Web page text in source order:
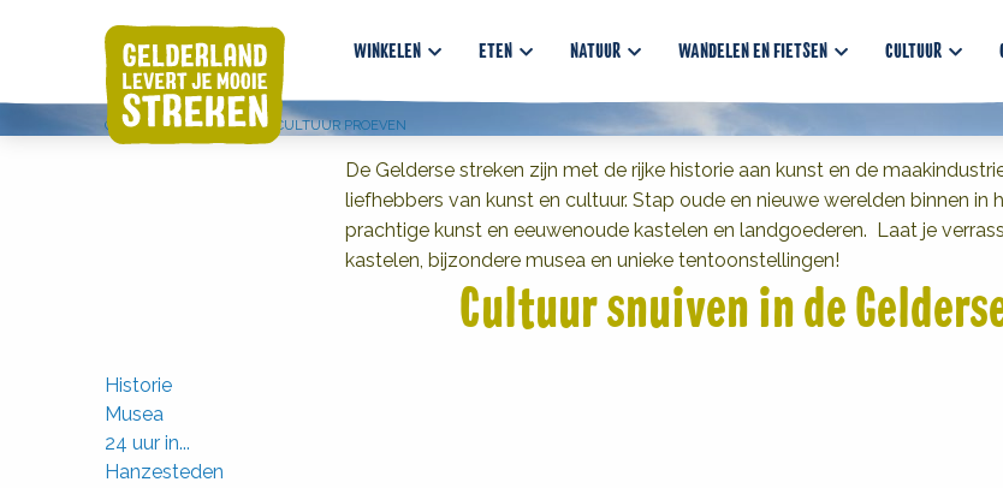
WINKELEN ETEN NATUUR WANDELEN EN FIETSEN CULTUUR
Ontdek culturele hoogtepunten!
GELDERSE STREKEN CULTUUR PROEVEN
De Gelderse streken zijn met de rijke historie aan kunst en de
liefhebbers van kunst en cultuur. Stap oude en nieuwe werelden binnen in
prachtige kunst en eeuwenoude kastelen en landgoederen. Laat je
kastelen, bijzondere musea en unieke tentoonstellingen!
Cultuur snuiven in de
Historie
Musea
24 uur in...
Hanzesteden